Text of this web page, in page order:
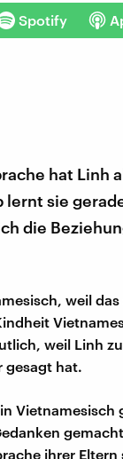
Spotify
hat Linh
sie
die
weil
weil Linh
gesagt hat.
Vietnamesisch
ihrer Eltern